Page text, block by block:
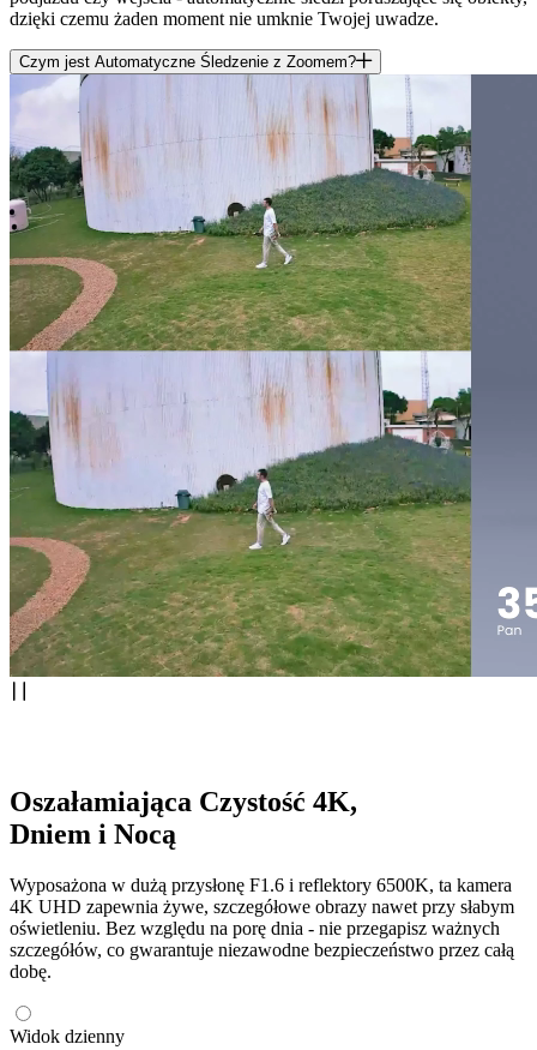
dzięki czemu żaden moment nie umknie Twojej uwadze.
Czym jest Automatyczne Śledzenie z Zoomem?
Oszałamiająca Czystość 4K,
Dniem i Nocą
Wyposażona w dużą przysłonę F1.6 i reflektory 6500K, ta kamera
4K UHD zapewnia żywe, szczegółowe obrazy nawet przy słabym
oświetleniu. Bez względu na porę dnia - nie przegapisz ważnych
szczegółów, co gwarantuje niezawodne bezpieczeństwo przez całą
dobę.
Widok dzienny